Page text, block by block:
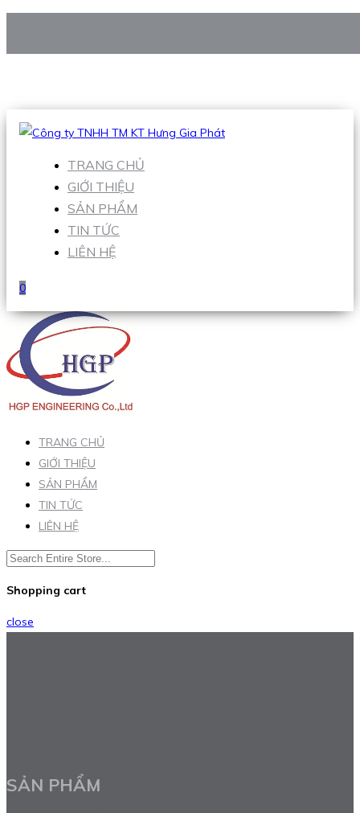
Hotline:0938 906 663
TRANG CHỦ
GIỚI THIỆU
SẢN PHẨM
TIN TỨC
LIÊN HỆ
0
TRANG CHỦ
GIỚI THIỆU
SẢN PHẨM
TIN TỨC
LIÊN HỆ
Shopping cart
close
SẢN PHẨM